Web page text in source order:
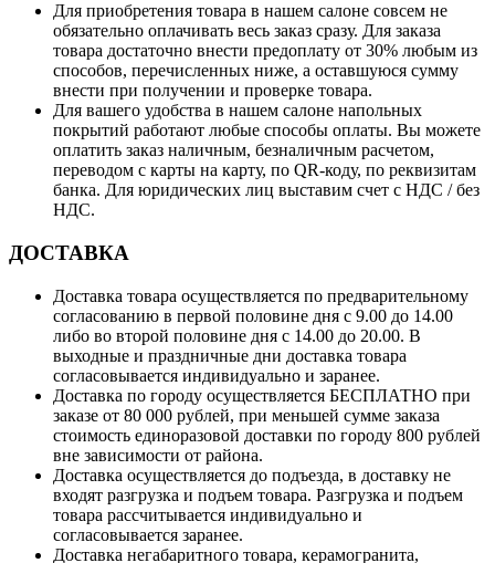
Для приобретения товара в нашем салоне совсем не
обязательно оплачивать весь заказ сразу. Для заказа
товара достаточно внести предоплату от 30% любым из
способов, перечисленных ниже, а оставшуюся сумму
внести при получении и проверке товара.
Для вашего удобства в нашем салоне напольных
покрытий работают любые способы оплаты. Вы можете
оплатить заказ наличным, безналичным расчетом,
переводом с карты на карту, по QR-коду, по реквизитам
банка. Для юридических лиц выставим счет с НДС / без
НДС.
ДОСТАВКА
Доставка товара осуществляется по предварительному
согласованию в первой половине дня с 9.00 до 14.00
либо во второй половине дня с 14.00 до 20.00. В
выходные и праздничные дни доставка товара
согласовывается индивидуально и заранее.
Доставка по городу осуществляется БЕСПЛАТНО при
заказе от 80 000 рублей, при меньшей сумме заказа
стоимость единоразовой доставки по городу 800 рублей
вне зависимости от района.
Доставка осуществляется до подъезда, в доставку не
входят разгрузка и подъем товара. Разгрузка и подъем
товара рассчитывается индивидуально и
согласовывается заранее.
Доставка негабаритного товара, керамогранита,